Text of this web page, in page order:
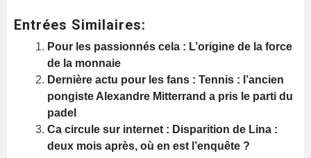
Entrées Similaires:
Pour les passionnés cela : L’origine de la force
de la monnaie
Dernière actu pour les fans : Tennis : l’ancien
pongiste Alexandre Mitterrand a pris le parti du
padel
Ca circule sur internet : Disparition de Lina :
deux mois après, où en est l’enquête ?